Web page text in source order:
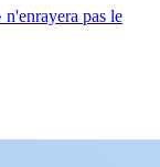
pas le